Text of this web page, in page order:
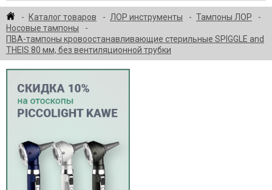
Каталог товаров ЛОР инструменты
Тампоны ЛОР
Носовые тампоны
ПВА-тампоны кровоостанавливающие стерильные SPIGGLE and
THEIS 80 мм, без вентиляционной трубки